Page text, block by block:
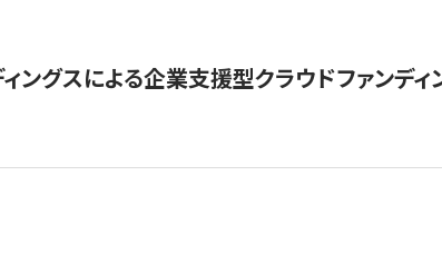
ングスによる企業支援型クラウドファンディ